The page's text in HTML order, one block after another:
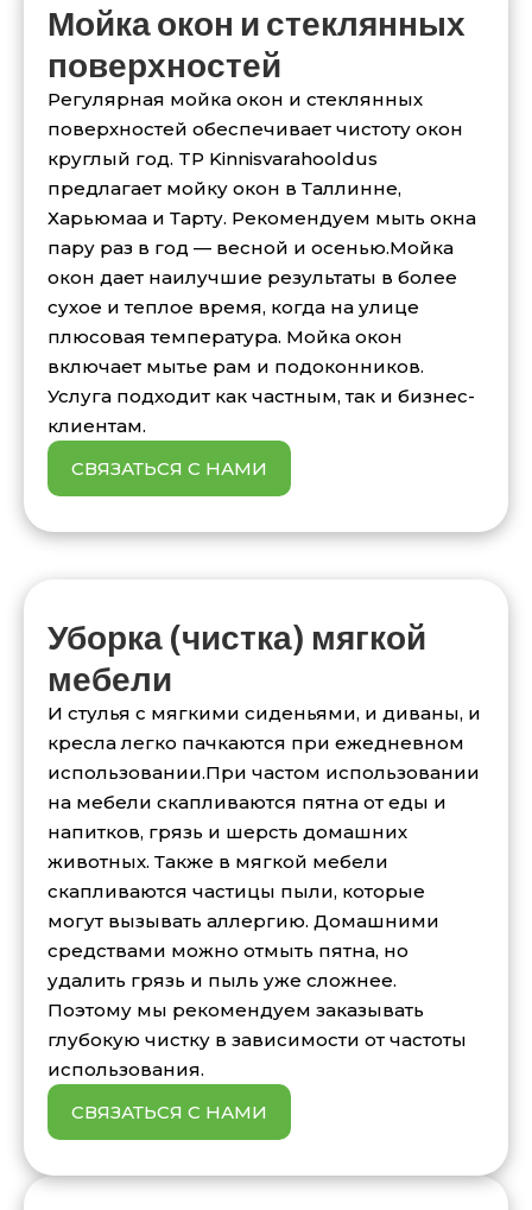
Мойка окон и стеклянных
поверхностей
Регулярная мойка окон и стеклянных
поверхностей обеспечивает чистоту окон
круглый год. TP Kinnisvarahooldus
предлагает мойку окон в Таллинне,
Харьюмаа и Тарту. Рекомендуем мыть окна
пару раз в год — весной и осенью.Мойка
окон дает наилучшие результаты в более
сухое и теплое время, когда на улице
плюсовая температура. Мойка окон
включает мытье рам и подоконников.
Услуга подходит как частным, так и бизнес-
клиентам.
СВЯЗАТЬСЯ С НАМИ
Уборка (чистка) мягкой
мебели
И стулья с мягкими сиденьями, и диваны, и
кресла легко пачкаются при ежедневном
использовании.При частом использовании
на мебели скапливаются пятна от еды и
напитков, грязь и шерсть домашних
животных. Также в мягкой мебели
скапливаются частицы пыли, которые
могут вызывать аллергию. Домашними
средствами можно отмыть пятна, но
удалить грязь и пыль уже сложнее.
Поэтому мы рекомендуем заказывать
глубокую чистку в зависимости от частоты
использования.
СВЯЗАТЬСЯ С НАМИ